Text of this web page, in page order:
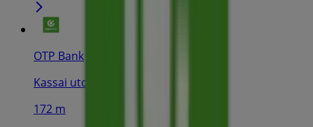
OTP Bank
Kassai utca 16., Szikszó
172 m